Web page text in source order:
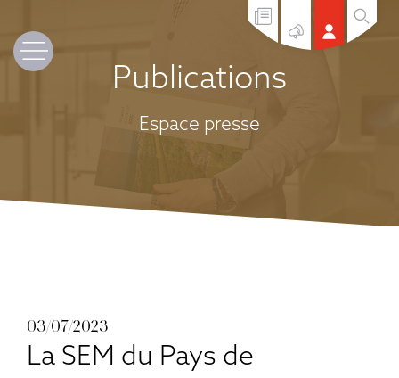
Publications
Espace presse
03/07/2023
La SEM du Pays de